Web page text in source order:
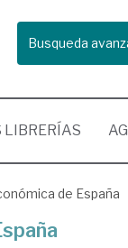
Busqueda
LIBRERÍAS
de España